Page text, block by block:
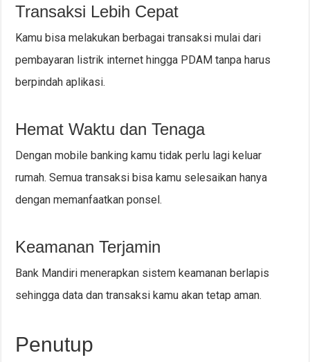
Transaksi Lebih Cepat
Kamu bisa melakukan berbagai transaksi mulai dari
pembayaran listrik internet hingga PDAM tanpa harus
berpindah aplikasi.
Hemat Waktu dan Tenaga
Dengan mobile banking kamu tidak perlu lagi keluar
rumah. Semua transaksi bisa kamu selesaikan hanya
dengan memanfaatkan ponsel.
Keamanan Terjamin
Bank Mandiri menerapkan sistem keamanan berlapis
sehingga data dan transaksi kamu akan tetap aman.
Penutup